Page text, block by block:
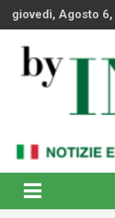
Skipgiovedì, Agosto
By
internazionale